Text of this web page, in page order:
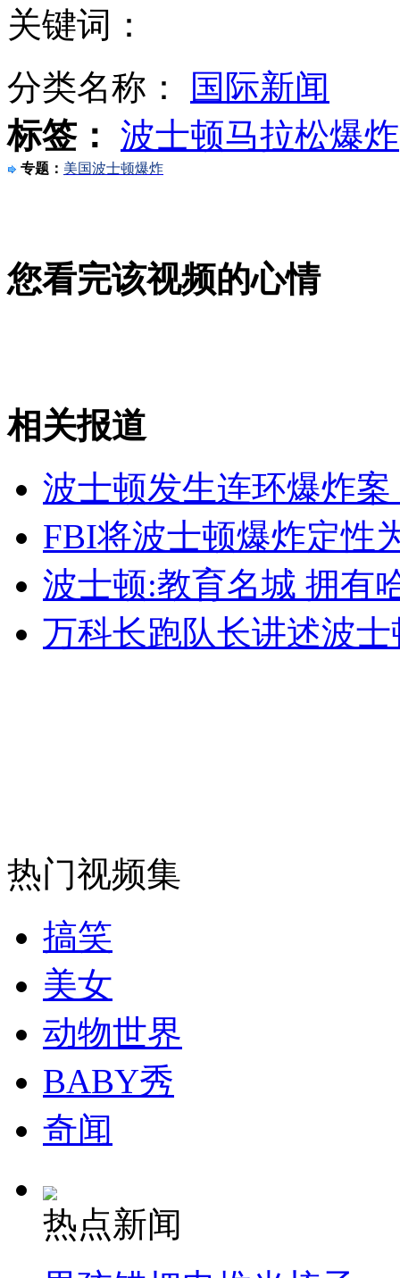
波士顿:教育名城 拥有哈佛麻省理工等顶尖学府
万科长跑队长讲述波士顿爆炸：无中国队员受伤
山西运城恶犬咬伤多人 警民合力深夜将其击毙
女孩北京地铁殴打老人 痛下狠手拳打脚踢
无痛分娩是否安全 医生回应
外交部：反对强权政治霸凌主义
走！跟着总书记去植树
消防员救轻生者
纽约上演“枕头大战”
关键词：
分类名称：
国际新闻
标签： 波士顿马拉松爆炸
专题： 美国波士顿爆炸
您看完该视频的心情
相关报道
波士顿发生连环爆炸
FBI将波士顿爆炸定性
波士顿:教育名城 拥有
万科长跑队长讲述波
热门视频集
搞笑
美女
动物世界
BABY秀
奇闻
热点新闻